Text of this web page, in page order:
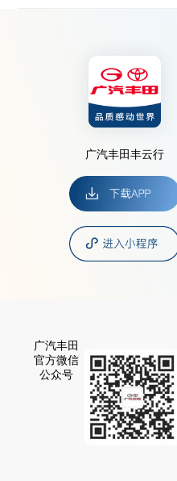
广汽丰田丰云行
广汽丰田
官方微信
公众号